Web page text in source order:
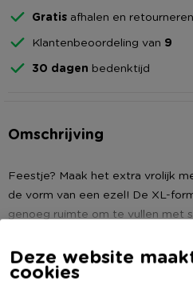
Deze website
cookies
Gratis afhalen en
Klantenbeoordeling van 9
30 dagen bedenktijd
Omschrijving
Feestje? Maak het extra vrolijk
de vorm van een ezel! De XL-
genoeg ruimte om te vullen met
Contactgegevens
Specificaties